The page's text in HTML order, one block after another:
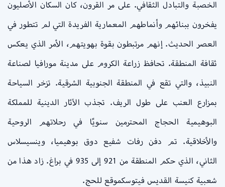
الخصبة والتبادل الثقافي. على مر القرون، كان السكان الأصليون
يفخرون ببنائهم وأنماطهم المعمارية الفريدة التي لم تتطور في
العصر الحديث. إنهم مرتبطون بقوة بهويتهم، الأمر الذي يعكس
ثقافة المنطقة. تحافظ زراعة الكروم على مدينة مورافيا لصناعة
النبيذ، والتي تقع في المنطقة الجنوبية الشرقية. تزخر السياحة
بمزارع العنب على طول الريف. تجذب الآثار الدينية للمملكة
البوهيمية الحجاج المحترمين سنويًا في رحلاتهم الروحية
والأخلاقية. تم دفن رفات شفيع دوق بوهيميا، وينسيسلاس
الثاني، الذي حكم المنطقة من 921 إلى 935 في براغ. زاد هذا من
شعبية كنيسة القديس فيتوسكموقع للحج.